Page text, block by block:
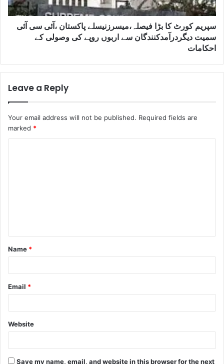
سپریم کورٹ کا بڑا فیصلہ،میسرزنیسلے پاکستان ،آئی سی آئی
سمیت دیگردرآمدکنندگان سے اربوں روپے کی وصولی کے
احکامات
Leave a Reply
Your email address will not be published. Required fields are
marked *
t
*
Name *
Email *
Website
Save my name, email, and website in this browser for the next